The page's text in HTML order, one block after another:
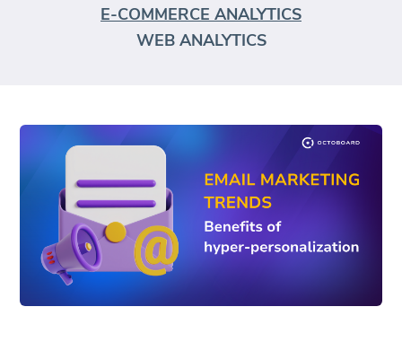
E-COMMERCE ANALYTICS
WEB ANALYTICS